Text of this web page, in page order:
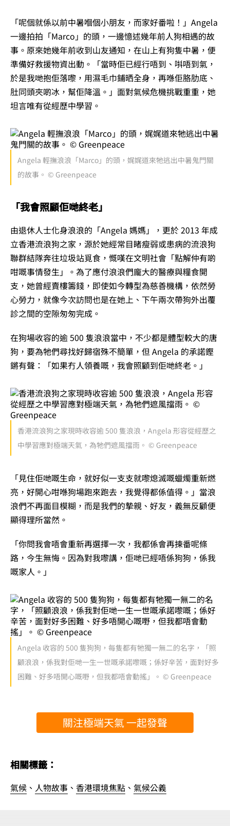
「呢個就係以前中暑嗰個小朋友，而家好番啦！」Angela
一邊拍拍「Marco」的頭，一邊憶述幾年前人狗相遇的故
事。原來她幾年前收到山友通知，在山上有狗隻中暑，便
準備好救援物資出動。「當時佢已經行唔到、唞唔到氣，
於是我哋抱佢落嚟，用濕毛巾鋪晒全身，再喺佢胳肋底、
肚同頭夾啲冰，幫佢降溫。」面對氣候危機挑戰重重，她
坦言唯有從經歷中學習。
Angela 輕撫浪浪「Marco」的頭，娓娓道來牠逃出中暑鬼門關
的故事。 © Greenpeace
「我會照顧佢哋終老」
由退休人士化身浪浪的「Angela 媽媽」，更於 2013 年成
立香港流浪狗之家，源於她經常目睹瘦弱或患病的流浪狗
聯群結隊奔往垃圾站覓食，慨嘆在文明社會「點解仲有啲
咁嘅事情發生」。為了應付浪浪們龐大的醫療與糧食開
支，她曾經賣樓籌錢，即使如今轉型為慈善機構，依然勞
心勞力，就像今次訪問也是在她上、下午兩次帶狗外出覆
診之間的空隙匆匆完成。
在狗場收容的逾 500 隻浪浪當中，不少都是體型較大的唐
狗，要為牠們尋找好歸宿殊不簡單，但 Angela 的承諾鏗
鏘有聲：「如果冇人領養嘅，我會照顧到佢哋終老。」
香港流浪狗之家現時收容逾 500 隻浪浪，Angela 形容從經歷之
中學習應對極端天氣，為牠們遮風擋雨。 © Greenpeace
「見住佢哋嘅生命，就好似一支支就嚟熄滅嘅蠟燭重新燃
亮，好開心咁喺狗場跑來跑去，我覺得都係值得。」當浪
浪們不再面目模糊，而是我們的摯親、好友，義無反顧便
顯得理所當然。
「你問我會唔會重新再選擇一次，我都係會再揀番呢條
路，今生無悔。因為對我嚟講，佢哋已經唔係狗狗，係我
嘅家人。」
Angela 收容的 500 隻狗狗，每隻都有牠獨一無二的名字，「照
顧浪浪，係我對佢哋一生一世嘅承諾嚟嘅；係好辛苦，面對好多
困難、好多唔開心嘅嘢，但我都唔會動搖」。 © Greenpeace
關注極端天氣 一起發聲
相關標籤：
氣候 、 人物故事 、 香港環境焦點 、 氣候公義